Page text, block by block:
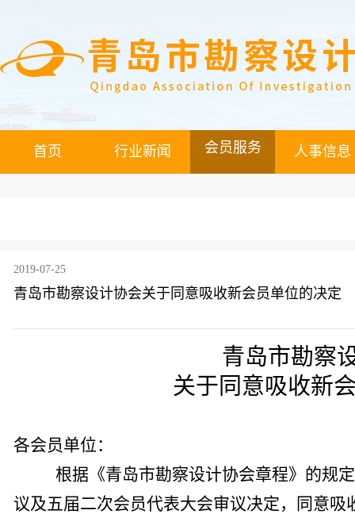
首页 行业新闻 会员服务 人事信息
2019-07-25
青岛市勘察设计协会关于同意吸收新会员单位的决定
青岛市勘察
关于同意吸收
各会员单位：
根据《青岛市勘察设计协会章程》的规
议及五届二次会员代表大会审议决定，同意